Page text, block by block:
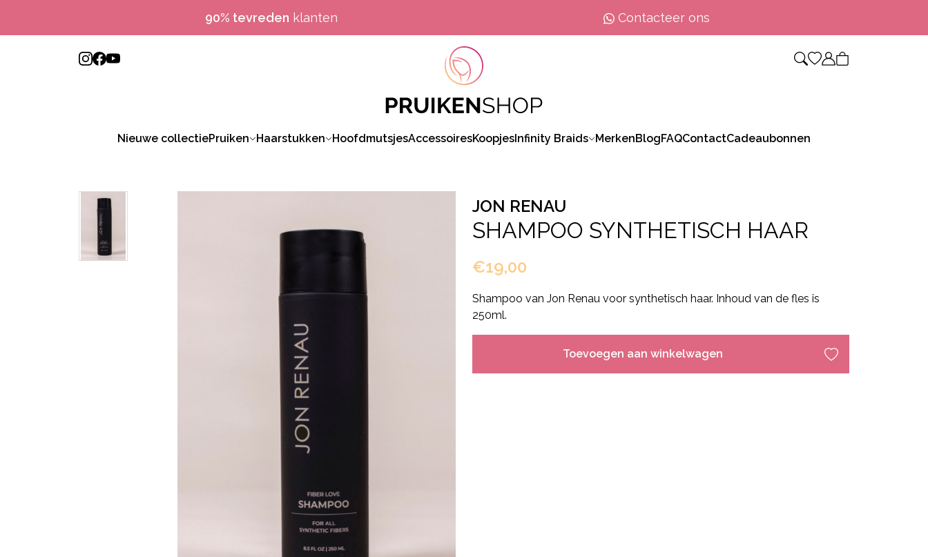
90% tevreden klanten Contacteer ons
Nieuwe collectiePruiken Haarstukken HoofdmutsjesAccessoiresKoopjesInfinity Braids MerkenBlogFAQContactCadeaubonnen
JON RENAU
SHAMPOO SYNTHETISCH HAAR
€19,00
Shampoo van Jon Renau voor synthetisch haar. Inhoud van de fles is
250ml.
Toevoegen aan winkelwagen